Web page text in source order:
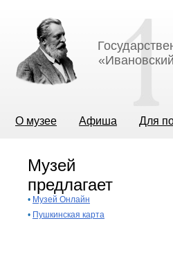
О музее Афиша Для
Музей
предлагает
• Музей Онлайн
• Пушкинская карта